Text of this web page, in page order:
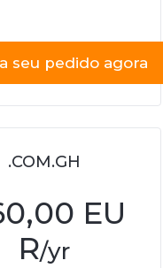
seu pedido agora
.COM.GH
EU
R/yr